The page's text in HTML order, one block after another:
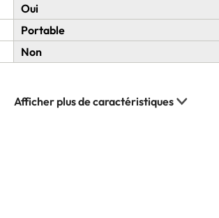
Oui
Portable
Non
Optique